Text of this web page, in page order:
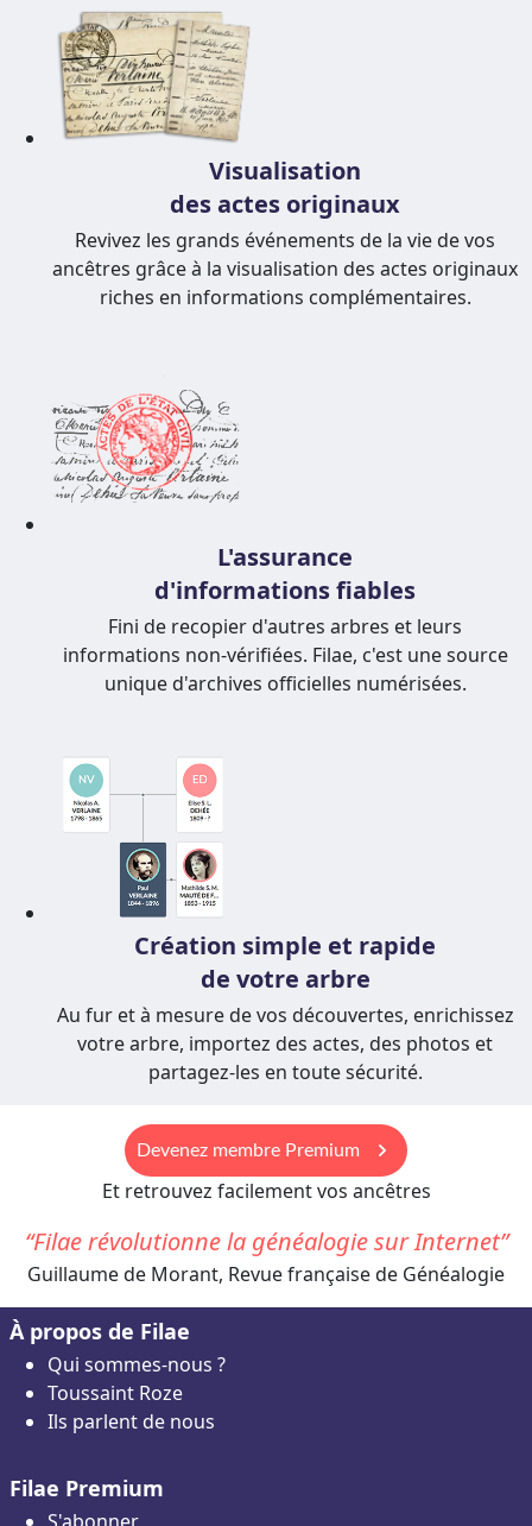
Visualisation
des actes originaux
Revivez les grands événements de la vie de vos
ancêtres grâce à la visualisation des actes originaux
riches en informations complémentaires.
L'assurance
d'informations fiables
Fini de recopier d'autres arbres et leurs
informations non-vérifiées. Filae, c'est une source
unique d'archives officielles numérisées.
Création simple et rapide
de votre arbre
Au fur et à mesure de vos découvertes, enrichissez
votre arbre, importez des actes, des photos et
partagez-les en toute sécurité.
Devenez membre Premium keyboard_arrow_right
Et retrouvez facilement vos ancêtres
Filae révolutionne la généalogie sur Internet
Guillaume de Morant, Revue française de Généalogie
À propos de Filae
Qui sommes-nous ?
Toussaint Roze
Ils parlent de nous
Filae Premium